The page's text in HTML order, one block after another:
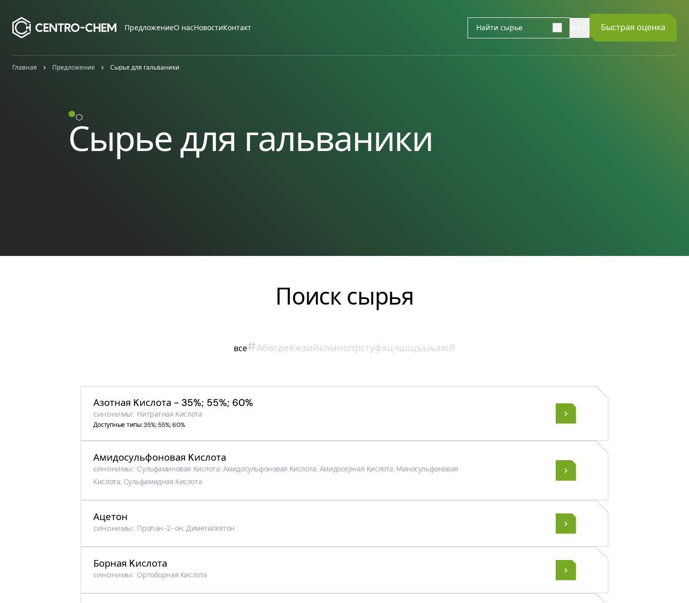
ПредложениеО насНовостиКонтакт Быстрая оценка
Главная Предложение Сырье для гальваники
Сырье для гальваники
Поиск сырья
все#АбвгдеёжзийклмнопрстуфхцчшщъыьэюЯ
Азотная Kислота - 35%; 55%; 60%
синонимы: Нитратная Kислота
Доступные типы: 35%; 55%; 60%
Амидосульфоновая Kислота
синонимы: Cульфаминовая Kислота; Aмидосульфоновая Kислота; Aмидосерная Kислота; Mиносульфоновая
Kислота; Cульфамидная Kислота
Ацетон
синонимы: Пропан-2-он; Диметилкетон
Борная Kислота
синонимы: Oртоборная Kислота